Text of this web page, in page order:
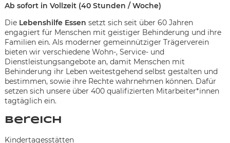
Ab sofort in Vollzeit (40 Stunden / Woche)
Die Lebenshilfe Essen setzt sich seit über 60 Jahren
engagiert für Menschen mit geistiger Behinderung und ihre
Familien ein. Als moderner gemeinnütziger Trägerverein
bieten wir verschiedene Wohn-, Service- und
Dienstleistungsangebote an, damit Menschen mit
Behinderung ihr Leben weitestgehend selbst gestalten und
bestimmen, sowie ihre Rechte wahrnehmen können. Dafür
setzen sich unsere über 400 qualifizierten Mitarbeiter*innen
tagtäglich ein.
Bereich
Kindertagesstätten